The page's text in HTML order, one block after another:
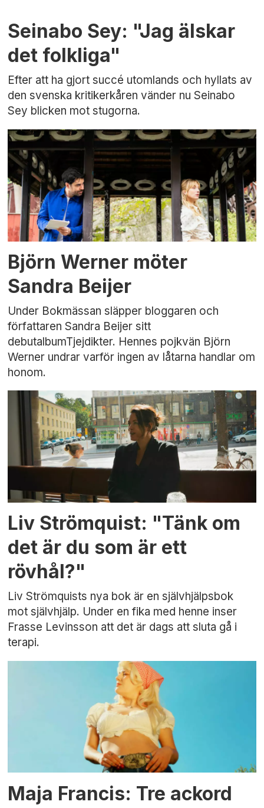
Seinabo Sey: "Jag älskar
det folkliga"
Efter att ha gjort succé utomlands och hyllats av
den svenska kritikerkåren vänder nu Seinabo
Sey blicken mot stugorna.
Björn Werner möter
Sandra Beijer
Under Bokmässan släpper bloggaren och
författaren Sandra Beijer sitt
debutalbumTjejdikter. Hennes pojkvän Björn
Werner undrar varför ingen av låtarna handlar om
honom.
Liv Strömquist: "Tänk om
det är du som är ett
rövhål?"
Liv Strömquists nya bok är en självhjälpsbok
mot självhjälp. Under en fika med henne inser
Frasse Levinsson att det är dags att sluta gå i
terapi.
Maja Francis: Tre ackord